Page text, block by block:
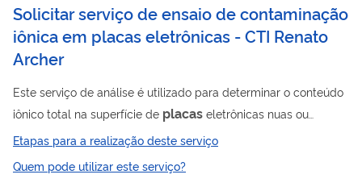
Solicitar serviço de ensaio de contaminação
iônica em placas eletrônicas ‎- CTI Renato
Archer
Este serviço de análise é utilizado para determinar o conteúdo
iônico total na superfície de placas eletrônicas nuas ou
montadas.
Etapas para a realização deste serviço
Quem pode utilizar este serviço?